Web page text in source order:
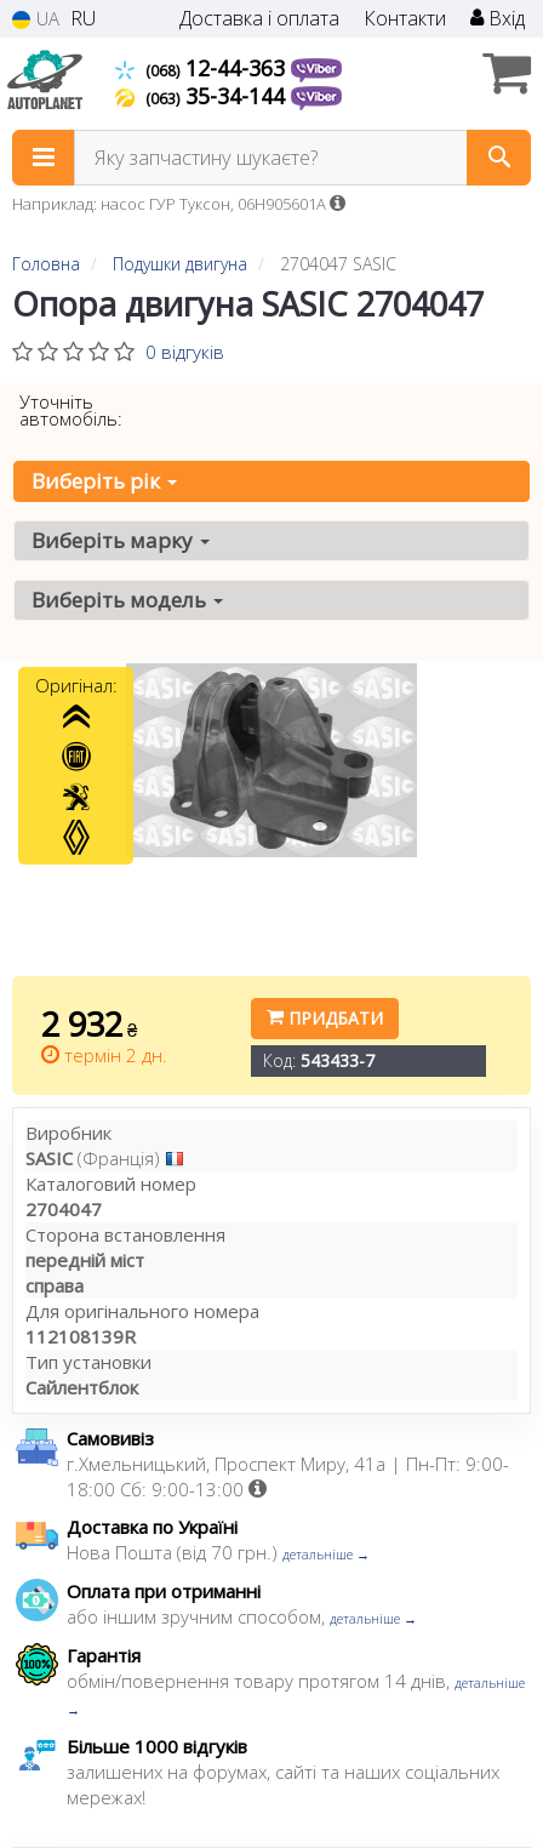
UA RU Доставка і оплата Контакти Вхід
(068)12-44-363
(063)35-34-144
Яку запчастину шукаєте?
Наприклад: насос ГУР Туксон, 06H905601A
Головна Подушки двигуна 2704047 SASIC
Опора двигуна SASIC 2704047
0 відгуків
Уточніть
автомобіль:
Виберіть рік
Виберіть марку
Виберіть модель
Оригінал:
2 932 ₴
термін 2 дн.
ПРИДБАТИ
Код: 543433-7
Виробник
SASIC(Франція)
Каталоговий номер
2704047
Сторона встановлення
передній міст
справа
Для оригінального номера
112108139R
Тип установки
Сайлентблок
Самовивіз
г.Хмельницький, Проспект Миру, 41а | Пн-Пт: 9:00-
18:00 Сб: 9:00-13:00
Доставка по Україні
Нова Пошта (від 70 грн.) детальніше →
Оплата при отриманні
або іншим зручним способом, детальніше →
Гарантія
обмін/повернення товару протягом 14 днів, детальніше
→
Більше 1000 відгуків
залишених на форумах, сайті та наших соціальних
мережах!